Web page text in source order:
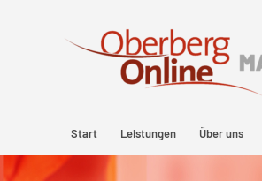
Start Leistungen Über uns